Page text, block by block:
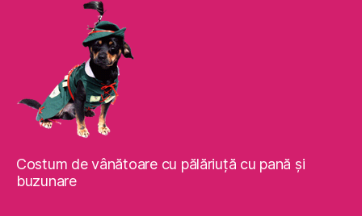
Costum de vânătoare cu pălăriuţă cu pană şi
buzunare